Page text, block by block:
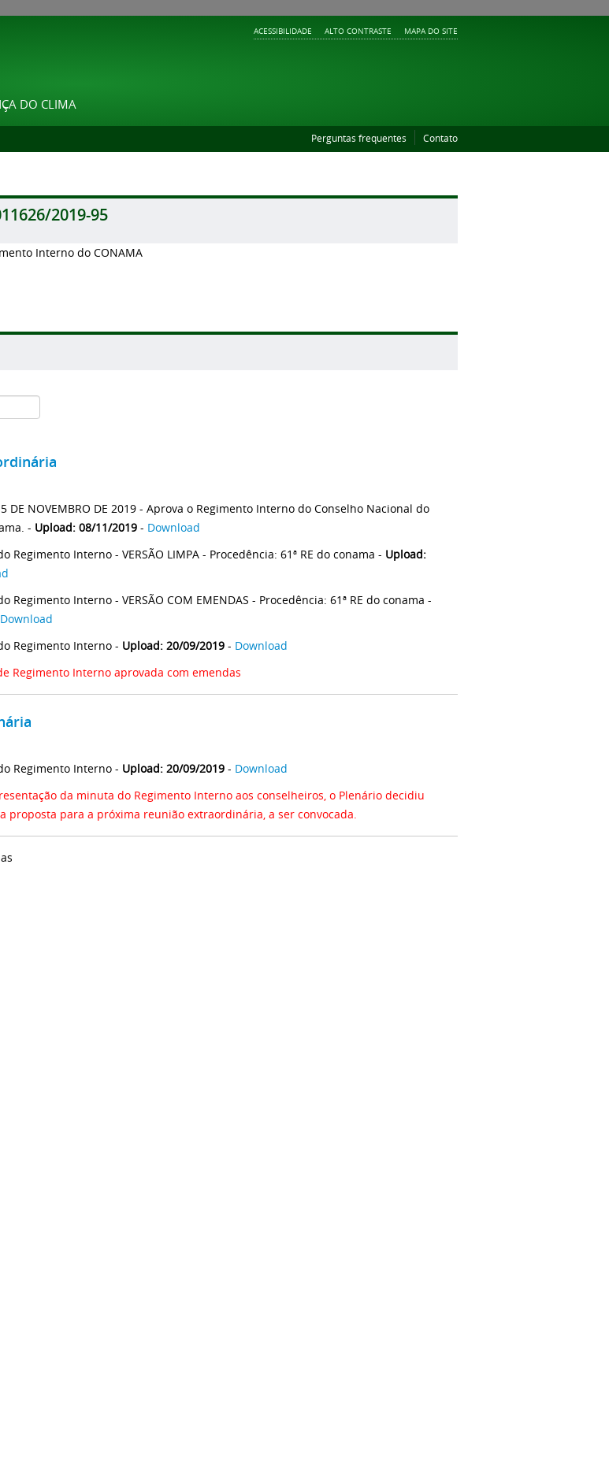
ACESSIBILIDADE ALTO CONTRASTE MAPA DO SITE
DO CLIMA
Perguntas frequentes Contato
2019-95
Interno do CONAMA
5 DE NOVEMBRO DE 2019 - Aprova o Regimento Interno do Conselho Nacional do
- Upload: 08/11/2019 - Download
Regimento Interno - VERSÃO LIMPA - Procedência: 61ª RE do conama - Upload:
Regimento Interno - VERSÃO COM EMENDAS - Procedência: 61ª RE do conama -
Download
Regimento Interno - Upload: 20/09/2019 - Download
Regimento Interno aprovada com emendas
Regimento Interno - Upload: 20/09/2019 - Download
da minuta do Regimento Interno aos conselheiros, o Plenário decidiu
proposta para a próxima reunião extraordinária, a ser convocada.